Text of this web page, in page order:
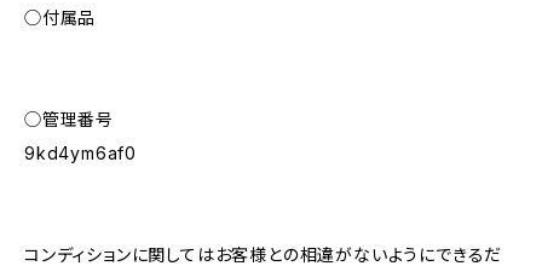
◯付属品
◯管理番号
9kd4ym6af0
コンディションに関してはお客様との相違がないようにできるだ